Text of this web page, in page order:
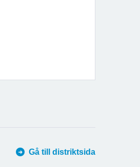
Gå till distriktsida